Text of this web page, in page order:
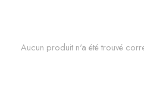
Aucun produit n'a été trouvé